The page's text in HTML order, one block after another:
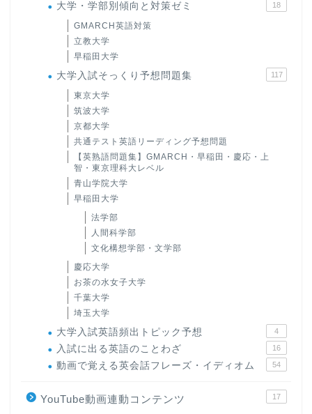
大学・学部別傾向と対策ゼミ 18
GMARCH英語対策
立教大学
早稲田大学
大学入試そっくり予想問題集 117
東京大学
筑波大学
京都大学
共通テスト英語リーディング予想問題
【英熟語問題集】GMARCH・早稲田・慶応・上
智・東京理科大レベル
青山学院大学
早稲田大学
法学部
人間科学部
文化構想学部・文学部
慶応大学
お茶の水女子大学
千葉大学
埼玉大学
大学入試英語頻出トピック予想 4
入試に出る英語のことわざ 16
動画で覚える英会話フレーズ・イディオム 54
YouTube動画連動コンテンツ 17